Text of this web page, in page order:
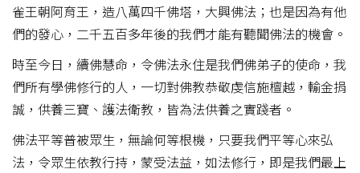
雀王朝阿育王，造八萬四千佛塔，大興佛法；也是因為有他
們的發心，二千五百多年後的我們才能有聽聞佛法的機會。
時至今日，續佛慧命，令佛法永住是我們佛弟子的使命，我
們所有學佛修行的人，一切對佛教恭敬虔信施檀越，輸金捐
誠，供養三寶、護法衛教，皆為法供養之實踐者。
佛法平等普被眾生，無論何等根機，只要我們平等心來弘
法，令眾生依教行持，蒙受法益，如法修行，即是我們最上